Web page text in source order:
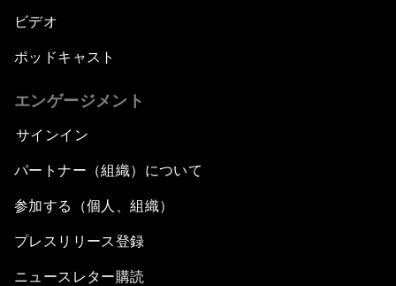
ビデオ
ポッドキャスト
エンゲージメント
サインイン
パートナー（組織）について
参加する（個人、組織）
プレスリリース登録
ニュースレター購読